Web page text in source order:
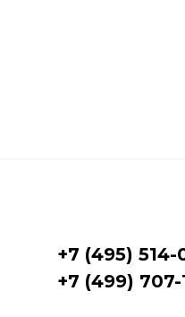
+7 (495) 514-
+7 (499) 707-